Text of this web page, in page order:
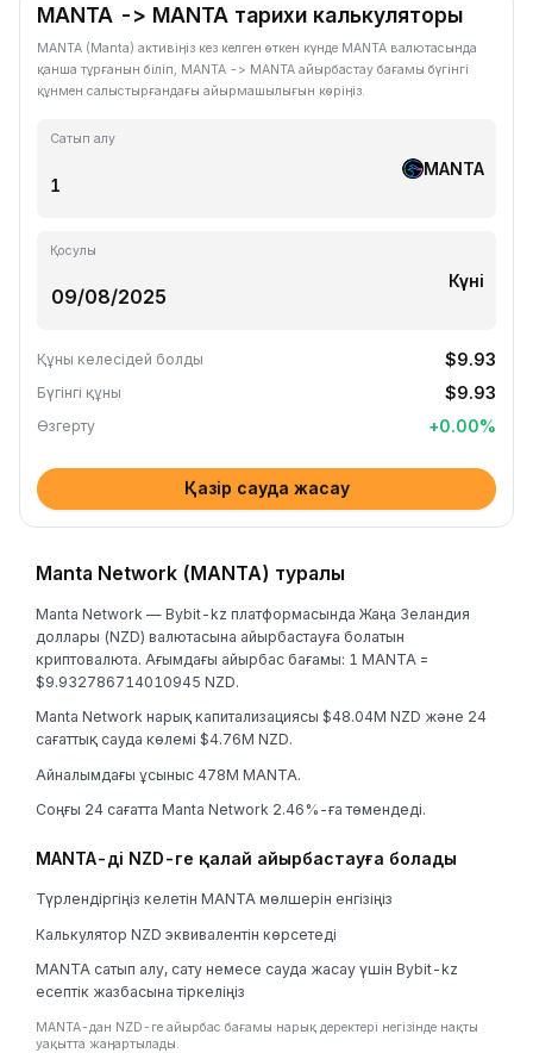
MANTA -> MANTA тарихи калькуляторы
MANTA (Manta) активіңіз кез келген өткен күнде MANTA валютасында
қанша тұрғанын біліп, MANTA -> MANTA айырбастау бағамы бүгінгі
құнмен салыстырғандағы айырмашылығын көріңіз.
Сатып алу
MANTA
Қосулы
Күні
Құны келесідей болды $9.93
Бүгінгі құны $9.93
Өзгерту +0.00%
Қазір сауда жасау
Manta Network (MANTA) туралы
Manta Network — Bybit-kz платформасында Жаңа Зеландия
доллары (NZD) валютасына айырбастауға болатын
криптовалюта. Ағымдағы айырбас бағамы: 1 MANTA =
$9.932786714010945 NZD.
Manta Network нарық капитализациясы $48.04M NZD және 24
сағаттық сауда көлемі $4.76M NZD.
Айналымдағы ұсыныс 478M MANTA.
Соңғы 24 сағатта Manta Network 2.46%-ға төмендеді.
MANTA-ді NZD-ге қалай айырбастауға болады
Түрлендіргіңіз келетін MANTA мөлшерін енгізіңіз
Калькулятор NZD эквивалентін көрсетеді
MANTA сатып алу, сату немесе сауда жасау үшін Bybit-kz
есептік жазбасына тіркеліңіз
MANTA-дан NZD-ге айырбас бағамы нарық деректері негізінде нақты
уақытта жаңартылады.